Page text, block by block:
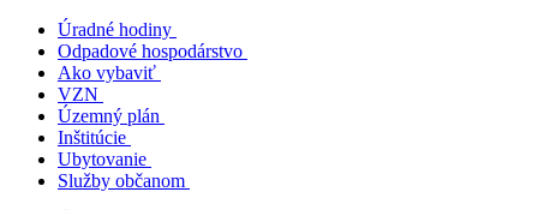
Úradné hodiny
Odpadové hospodárstvo
Ako vybaviť
VZN
Územný plán
Inštitúcie
Ubytovanie
Služby občanom